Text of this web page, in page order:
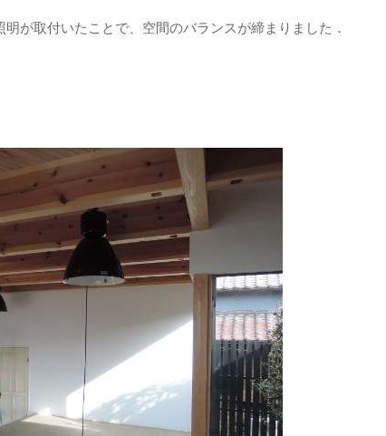
が取付いたことで、空間のバランスが締まりました．